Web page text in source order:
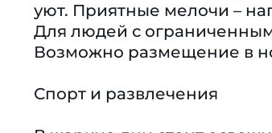
уют. Приятные мелочи –
Для людей с
Возможно размещение в
Спорт и развлечения